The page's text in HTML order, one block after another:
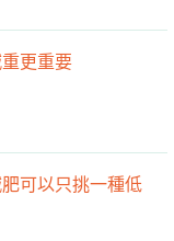
更重要
可以只挑一種低